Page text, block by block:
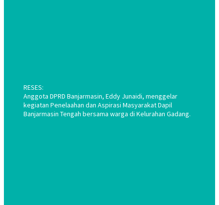
RESES:
Anggota DPRD Banjarmasin, Eddy Junaidi, menggelar
kegiatan Penelaahan dan Aspirasi Masyarakat Dapil
Banjarmasin Tengah bersama warga di Kelurahan Gadang.